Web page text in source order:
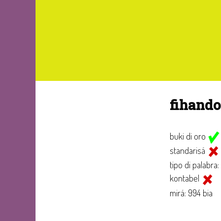
buki di oro
standarisá
tipo di palabra:
kontabel
mirá: 994 bia